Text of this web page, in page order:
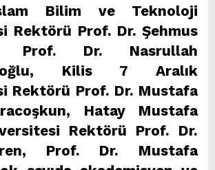
Bilim ve Teknoloji
Rektörü Prof. Dr. Şehmus
Dr. Nasrullah
Kilis 7 Aralık
Rektörü Prof. Dr. Mustafa
Hatay Mustafa
Rektörü Prof. Dr.
Prof. Dr. Mustafa